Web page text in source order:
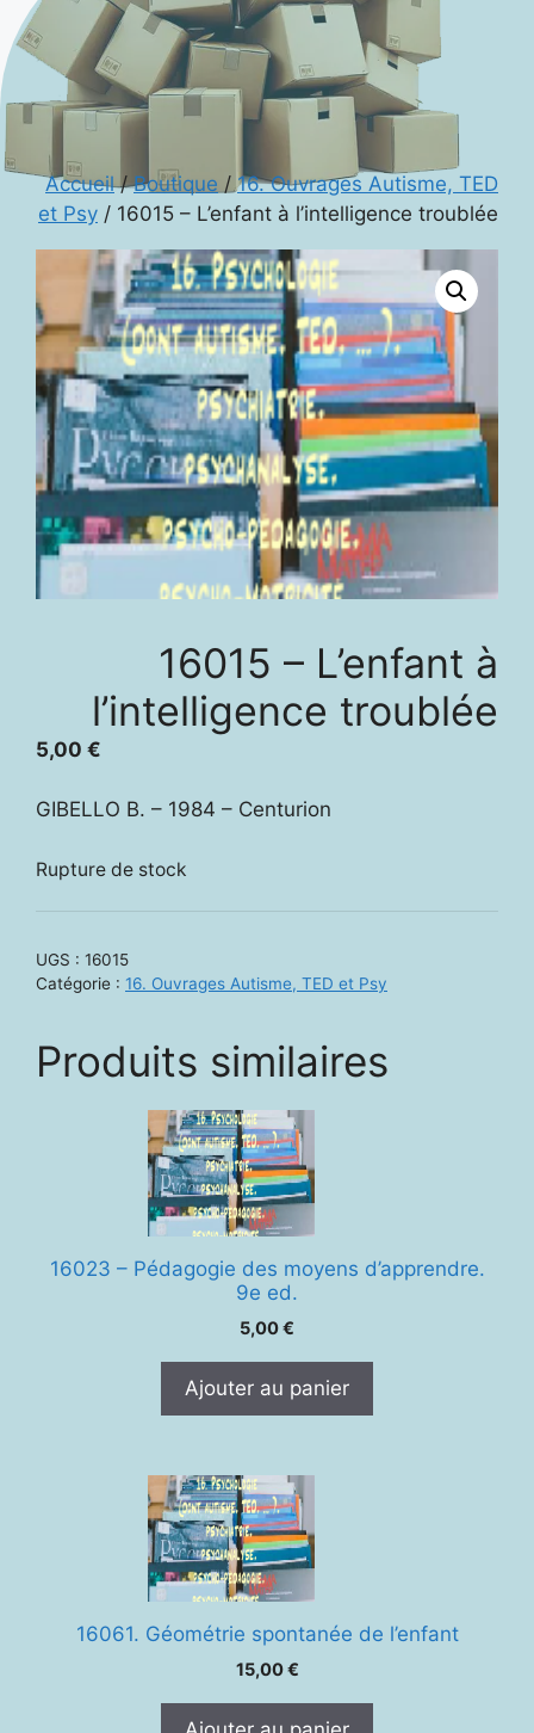
Accueil/Boutique /16. Ouvrages Autisme, TED
et Psy / 16015 – L’enfant à l’intelligence troublée
16015 – L’enfant à
l’intelligence troublée
5,00 €
GIBELLO B. – 1984 – Centurion
Rupture de stock
UGS : 16015
Catégorie : 16. Ouvrages Autisme, TED et Psy
Produits similaires
16023 – Pédagogie des moyens d’apprendre.
9e ed.
5,00€
Ajouter au panier
16061. Géométrie spontanée de l’enfant
15,00€